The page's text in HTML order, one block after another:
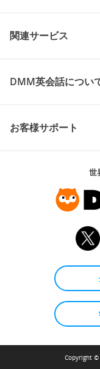
関連サービス
DMM英会話につい
お客様サポート
世
Copyright ©